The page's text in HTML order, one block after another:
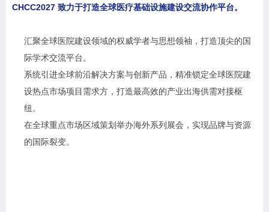
CHCC2027 致力于打造全球医疗基础设施建设交流协作平台。
汇聚全球医院建设领域的权威学者与思想领袖，打造顶尖的国
际学术交流平台。
系统引进全球前沿解决方案与创新产品，精准锁定全球医院建
设热点市场项目需求方，打造最高效的产业出海供需对接枢
纽。
在全球重点市场区域策划举办海外系列展会，实现品牌与资源
的国际裂变。